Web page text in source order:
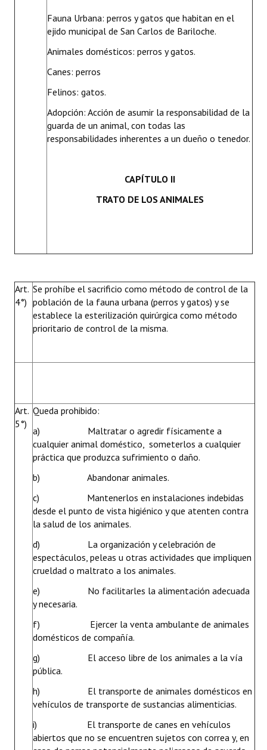
Fauna Urbana: perros y gatos que habitan en el
ejido municipal de San Carlos de Bariloche.
Animales domésticos: perros y gatos.
Canes: perros
Felinos: gatos.
Adopción: Acción de asumir la responsabilidad de la
guarda de un animal, con todas las
responsabilidades inherentes a un dueño o tenedor.
CAPÍTULO II
TRATO DE LOS ANIMALES
Art.
4°)
Se prohíbe el sacrificio como método de control de la
población de la fauna urbana (perros y gatos) y se
establece la esterilización quirúrgica como método
prioritario de control de la misma.
Art.
5°)
Queda prohibido:
a) Maltratar o agredir físicamente a
cualquier animal doméstico, someterlos a cualquier
práctica que produzca sufrimiento o daño.
b) Abandonar animales.
c) Mantenerlos en instalaciones indebidas
desde el punto de vista higiénico y que atenten contra
la salud de los animales.
d) La organización y celebración de
espectáculos, peleas u otras actividades que impliquen
crueldad o maltrato a los animales.
e) No facilitarles la alimentación adecuada
y necesaria.
f) Ejercer la venta ambulante de animales
domésticos de compañía.
g) El acceso libre de los animales a la vía
pública.
h) El transporte de animales domésticos en
vehículos de transporte de sustancias alimenticias.
i) El transporte de canes en vehículos
abiertos que no se encuentren sujetos con correa y, en